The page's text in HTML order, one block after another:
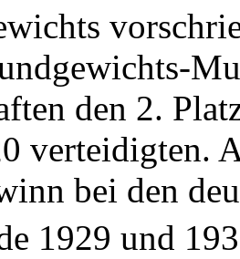
den 2.
verteidigten.
bei den
1929 und